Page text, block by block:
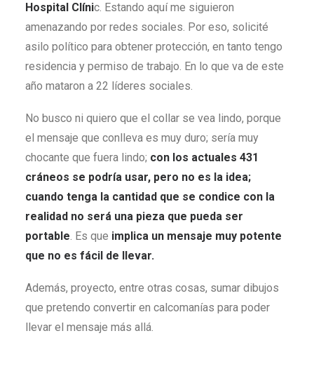
Hospital Clínic. Estando aquí me siguieron
amenazando por redes sociales. Por eso, solicité
asilo político para obtener protección, en tanto tengo
residencia y permiso de trabajo. En lo que va de este
año mataron a 22 líderes sociales.
No busco ni quiero que el collar se vea lindo, porque
el mensaje que conlleva es muy duro; sería muy
chocante que fuera lindo; con los actuales 431
cráneos se podría usar, pero no es la idea;
cuando tenga la cantidad que se condice con la
realidad no será una pieza que pueda ser
portable. Es que implica un mensaje muy potente
que no es fácil de llevar.
Además, proyecto, entre otras cosas, sumar dibujos
que pretendo convertir en calcomanías para poder
llevar el mensaje más allá.